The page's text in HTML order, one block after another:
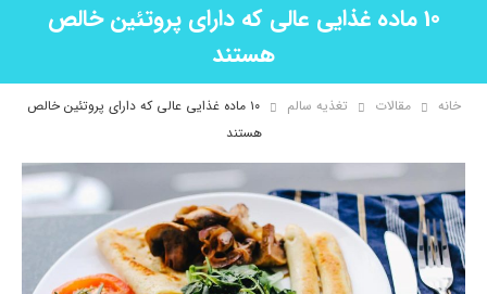
10 ماده غذایی عالی که دارای پروتئین خالص
هستند
خانه مقالات تغذیه سالم
۱۰ ماده غذایی عالی که دارای پروتئین خالص
هستند